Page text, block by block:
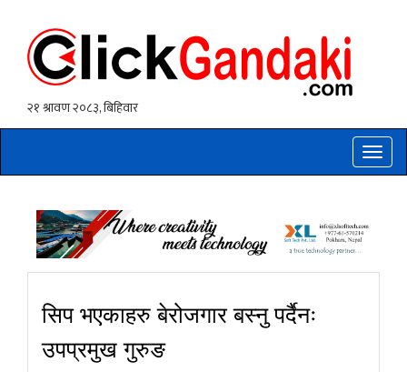
Toggle
सिप भएकाहरु बेरोजगार बस्नु पर्दैनः
उपप्रमुख गुरुङ